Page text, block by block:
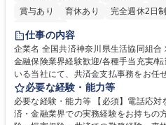
賞与あり
育休あり 完全週休2日制
土日祝休み
仕事の内容
企業名 全国共済神奈川県生活協同組合 求人名 横浜市【共済金支払事務】
金融保険業界経験歓迎/各種手当充実/転勤無 仕事の内容 共済事業
いる当社にて、共済金支払事務をお任
付・内容確認・審査・データ入力のほ
い合わせ電話対応や書類発送等を担当します。 ■共済金請求
内容確認、および共済金支払に関する
必要な経験・能力等
必要な経験・能力等 【必須】電話応
済・金融業界での実務経験をお持ちの